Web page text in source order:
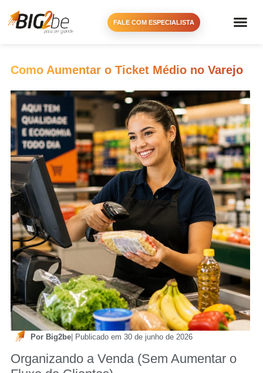
FALE COM ESPECIALISTA
Como Aumentar o Ticket Médio no Varejo
Por Big2be| Publicado em 30 de junho de 2026
Organizando a Venda (Sem Aumentar o